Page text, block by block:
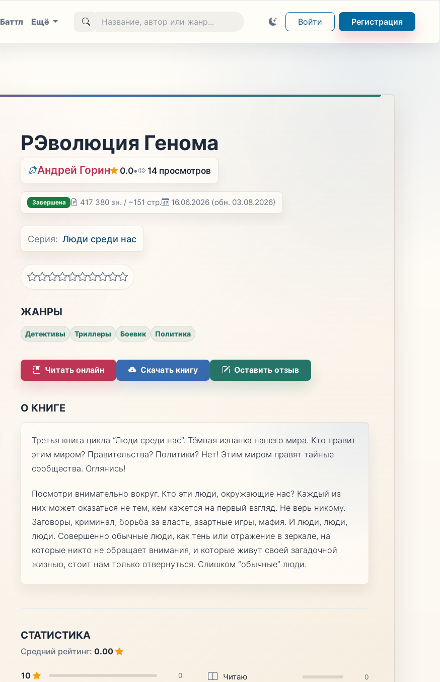
Баттл Ещё Войти Регистрация
РЭволюция Генома
Андрей Горин 0.0• 14 просмотров
Завершена 417 380 зн. / ~151 стр. 16.06.2026 (обн. 03.08.2026)
Серия: Люди среди нас
ЖАНРЫ
Детективы Триллеры Боевик Политика
Читать онлайн Скачать книгу Оставить отзыв
О КНИГЕ
Третья книга цикла “Люди среди нас”. Тёмная изнанка нашего мира. Кто правит
этим миром? Правительства? Политики? Нет! Этим миром правят тайные
сообщества. Оглянись!
Посмотри внимательно вокруг. Кто эти люди, окружающие нас? Каждый из
них может оказаться не тем, кем кажется на первый взгляд. Не верь никому.
Заговоры, криминал, борьба за власть, азартные игры, мафия. И люди, люди,
люди. Совершенно обычные люди, как тень или отражение в зеркале, на
которые никто не обращает внимания, и которые живут своей загадочной
жизнью, стоит нам только отвернуться. Слишком “обычные” люди.
СТАТИСТИКА
Средний рейтинг: 0.00
10 0 Читаю 0